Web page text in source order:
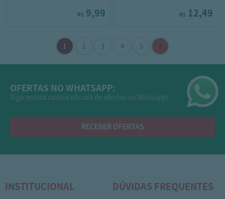
R$ 9,99 R$ 12,49
OFERTAS NO WHATSAPP:
Siga nossos canais oficiais de ofertas no Whasapp!
RECEBER OFERTAS
INSTITUCIONAL DÚVIDAS FREQUENTES